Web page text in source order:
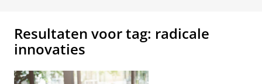
Resultaten voor tag: radicale
innovaties